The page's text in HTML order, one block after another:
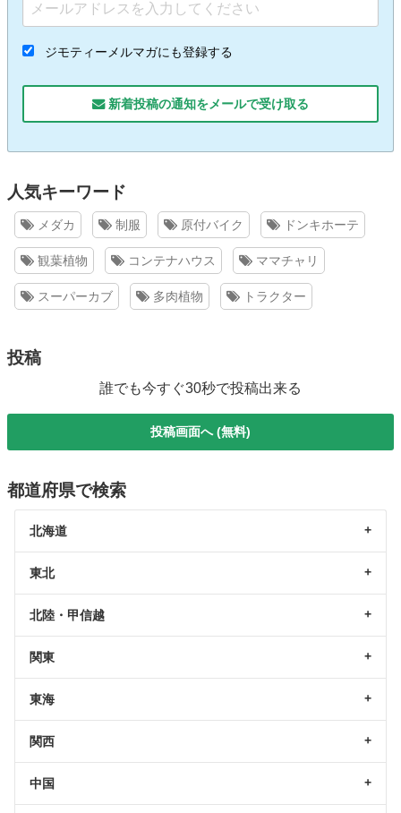
ジモティーメルマガにも登録する
新着投稿の通知をメールで受け取る
人気キーワード
メダカ 制服 原付バイク ドンキホーテ
観葉植物 コンテナハウス ママチャリ
スーパーカブ 多肉植物 トラクター
投稿
誰でも今すぐ30秒で投稿出来る
投稿画面へ (無料)
都道府県で検索
北海道
東北
北陸・甲信越
関東
東海
関西
中国